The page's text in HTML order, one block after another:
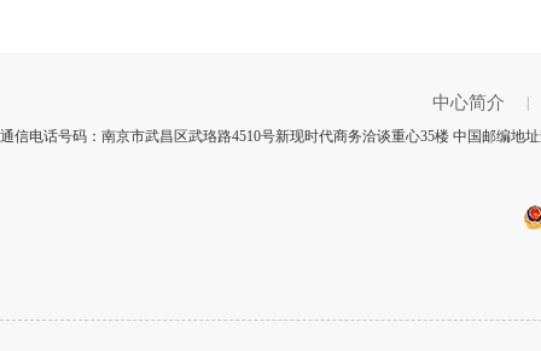
中心简介
通信电话号码：南京市武昌区武珞路4510号新现时代商务洽谈重心35楼 中国邮编地